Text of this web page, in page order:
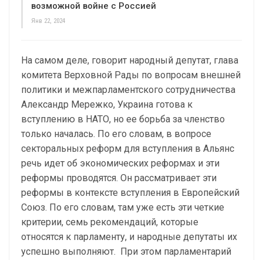
возможной войне с Россией
Янв 22, 2024
На самом деле, говорит народный депутат, глава
комитета Верховной Рады по вопросам внешней
политики и межпарламентского сотрудничества
Александр Мережко, Украина готова к
вступлению в НАТО, но ее борьба за членство
только началась. По его словам, в вопросе
секторальных реформ для вступления в Альянс
речь идет об экономических реформах и эти
реформы проводятся. Он рассматривает эти
реформы в контексте вступления в Европейский
Союз. По его словам, там уже есть эти четкие
критерии, семь рекомендаций, которые
относятся к парламенту, и народные депутаты их
успешно выполняют. При этом парламентарий